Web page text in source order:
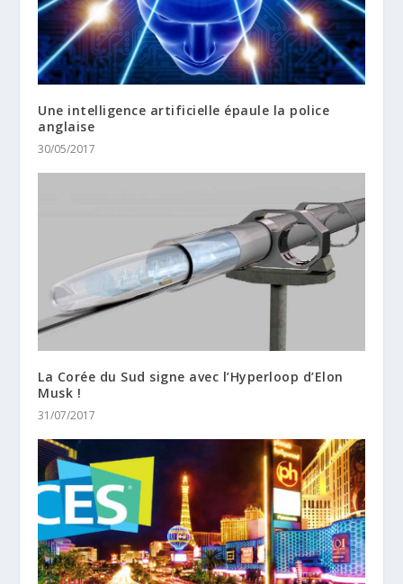
Une intelligence artificielle épaule la police
anglaise
30/05/2017
La Corée du Sud signe avec l’Hyperloop d’Elon
Musk !
31/07/2017